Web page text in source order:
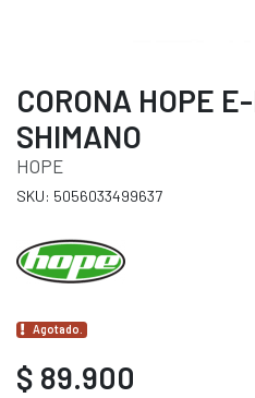
CORONA HOPE
SHIMANO
HOPE
SKU: 5056033499637
Agotado.
$ 89.900